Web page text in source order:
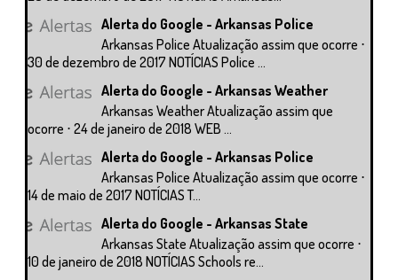
Alerta do Google - Arkansas Police
Arkansas Police Atualização assim que ocorre ⋅
30 de dezembro de 2017 NOTÍCIAS Police ...
Alerta do Google - Arkansas Weather
Arkansas Weather Atualização assim que
ocorre ⋅ 24 de janeiro de 2018 WEB ...
Alerta do Google - Arkansas Police
Arkansas Police Atualização assim que ocorre ⋅
14 de maio de 2017 NOTÍCIAS T...
Alerta do Google - Arkansas State
Arkansas State Atualização assim que ocorre ⋅
10 de janeiro de 2018 NOTÍCIAS Schools re...